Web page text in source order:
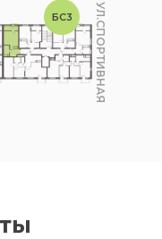
БС3 УЛ.СПОРТИВНАЯ